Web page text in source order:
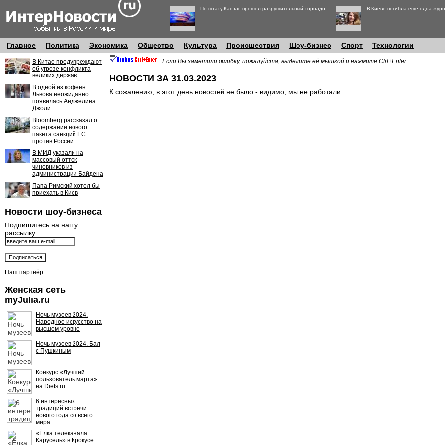
По штату Канзас прошел разрушительный торнадо В Киеве погибла еще одна
Главное Политика Экономика Общество Культура Происшествия Шоу-бизнес Спорт Технологии
В Китае предупреждают
об угрозе конфликта
великих держав
В одной из кофеен
Львова неожиданно
появилась Анджелина
Джоли
Bloomberg рассказал о
содержании нового
пакета санкций ЕС
против России
В МИД указали на
массовый отток
чиновников из
администрации Байдена
Папа Римский хотел бы
приехать в Киев
Новости шоу-бизнеса
Подпишитесь на нашу
рассылку
Наш партнёр
Женская сеть
myJulia.ru
Ночь музеев 2024.
Народное искусство на
высшем уровне
Ночь музеев 2024. Бал
с Пушкиным
Конкурс «Лучший
пользователь марта»
на Diets.ru
6 интересных
традиций встречи
нового года со всего
мира
«Ёлка телеканала
Карусель» в Крокусе
Если Вы заметили ошибку, пожалуйста, выделите её мышкой и нажмите Ctrl+Enter
НОВОСТИ ЗА 31.03.2023
К сожалению, в этот день новостей не было - видимо, мы не работали.